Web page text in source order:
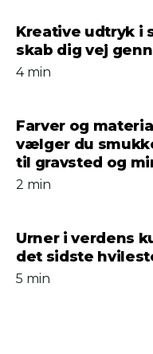
Kreative udtryk i
skab dig vej
4 min
Farver og
vælger du
til gravsted og
2 min
Urner i verdens
det sidste
5 min